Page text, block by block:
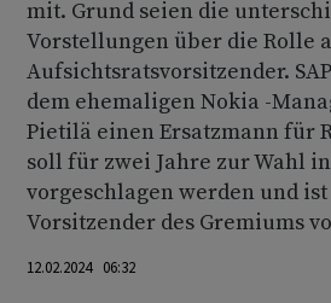
mit. Grund seien die
Vorstellungen über die Rolle
Aufsichtsratsvorsitzender.
dem ehemaligen Nokia -
Pietilä einen Ersatzmann für
soll für zwei Jahre zur Wahl
vorgeschlagen werden und
Vorsitzender des Gremiums
12.02.2024 06:32